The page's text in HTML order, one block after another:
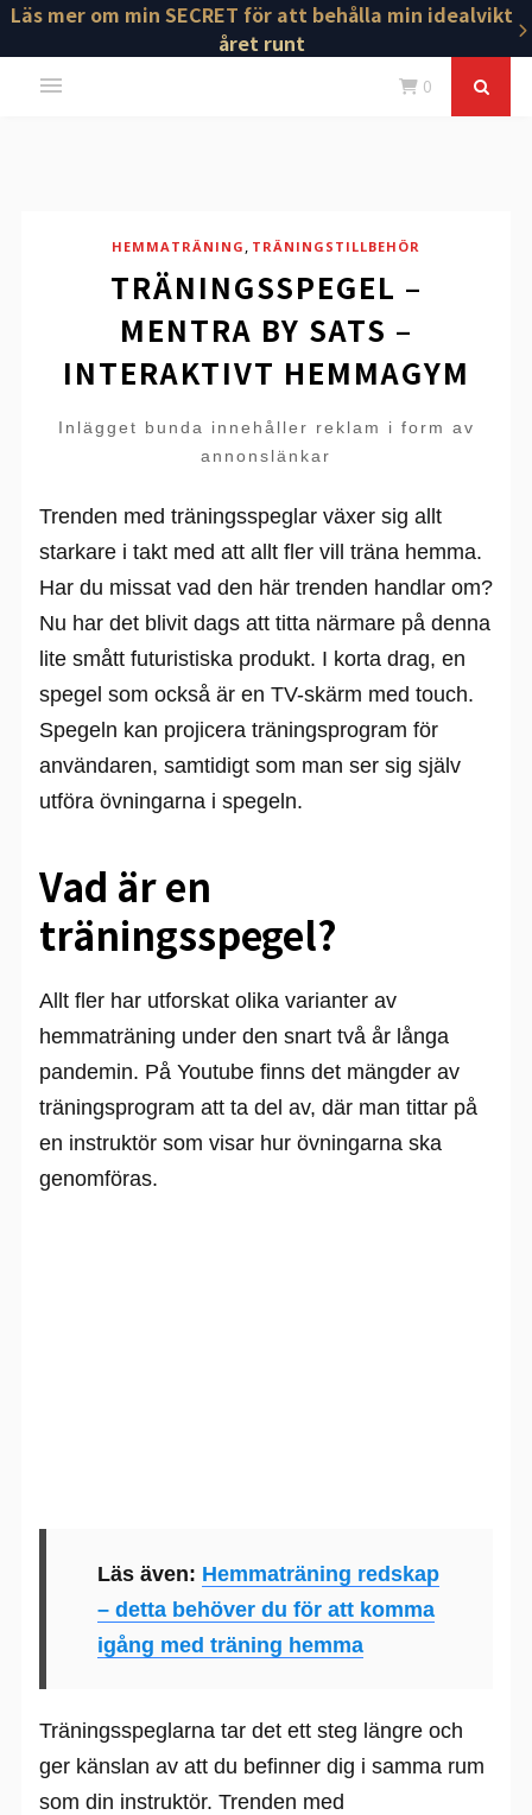
Läs mer om min SECRET för att behålla min idealvikt
året runt
0
HEMMATRÄNING , TRÄNINGSTILLBEHÖR
TRÄNINGSSPEGEL –
MENTRA BY SATS –
INTERAKTIVT HEMMAGYM
Inlägget bunda innehåller reklam i form av
annonslänkar
Trenden med träningsspeglar växer sig allt
starkare i takt med att allt fler vill träna hemma.
Har du missat vad den här trenden handlar om?
Nu har det blivit dags att titta närmare på denna
lite smått futuristiska produkt. I korta drag, en
spegel som också är en TV-skärm med touch.
Spegeln kan projicera träningsprogram för
användaren, samtidigt som man ser sig själv
utföra övningarna i spegeln.
Vad är en
träningsspegel?
Allt fler har utforskat olika varianter av
hemmaträning under den snart två år långa
pandemin. På Youtube finns det mängder av
träningsprogram att ta del av, där man tittar på
en instruktör som visar hur övningarna ska
genomföras.
Läs även: Hemmaträning redskap
– detta behöver du för att komma
igång med träning hemma
Träningsspeglarna tar det ett steg längre och
ger känslan av att du befinner dig i samma rum
som din instruktör. Trenden med